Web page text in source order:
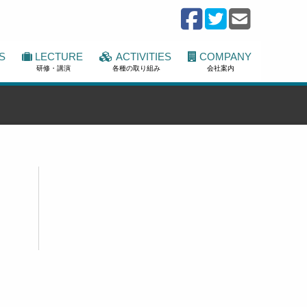
LECTURE
研修・講演
ACTIVITIES
各種の取り組み
COMPANY
会社案内